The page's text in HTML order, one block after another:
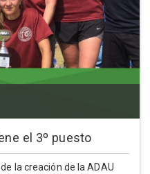
el 3º puesto
la creación de la ADAU